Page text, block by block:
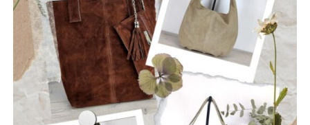
φιλοσοφία τους: να ραγίσουν τις βεβαιότητες, να σπάσουν
τη σιωπή και να αφήσουν το φως να περάσει μέσα από τις
ρωγμές της καθημερινότητας. Με ήχο που ισορροπεί
ανάμεσα στο εναλλακτικό ροκ, τον ελληνικό στίχο και την
ωμή ενέργεια της σκηνής, οι Ρωγμές δημιουργούν
μουσική που μιλά για την κοινωνία, τις εσωτερικές μάχες
και την ανάγκη για αλήθεια.